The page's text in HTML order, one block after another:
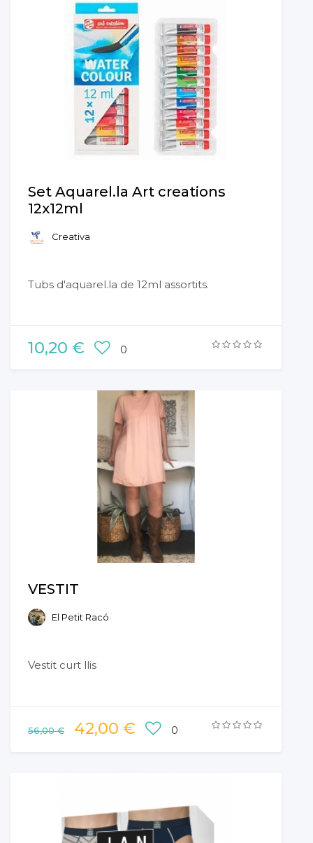
Set Aquarel.la Art creations
12x12ml
Creativa
Tubs d'aquarel.la de 12ml assortits.
10,20 € 0
VESTIT
El Petit Racó
Vestit curt llis
56,00 € 42,00 € 0